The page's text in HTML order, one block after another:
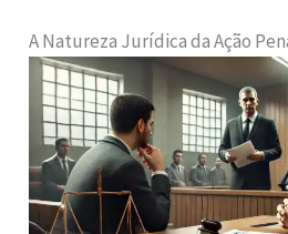
A Natureza Jurídica da Ação